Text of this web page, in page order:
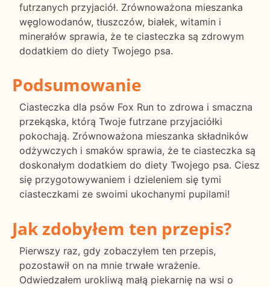
futrzanych przyjaciół. Zrównoważona mieszanka
węglowodanów, tłuszczów, białek, witamin i
minerałów sprawia, że te ciasteczka są zdrowym
dodatkiem do diety Twojego psa.
Podsumowanie
Ciasteczka dla psów Fox Run to zdrowa i smaczna
przekąska, którą Twoje futrzane przyjaciółki
pokochają. Zrównoważona mieszanka składników
odżywczych i smaków sprawia, że te ciasteczka są
doskonałym dodatkiem do diety Twojego psa. Ciesz
się przygotowywaniem i dzieleniem się tymi
ciasteczkami ze swoimi ukochanymi pupilami!
Jak zdobyłem ten przepis?
Pierwszy raz, gdy zobaczyłem ten przepis,
pozostawił on na mnie trwałe wrażenie.
Odwiedzałem urokliwą małą piekarnię na wsi o